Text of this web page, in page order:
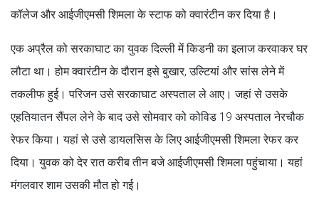
कॉलेज और आईजीएमसी शिमला के स्टाफ को क्वारंटीन कर दिया है।
एक अप्रैल को सरकाघाट का युवक दिल्ली में किडनी का इलाज करवाकर घर
लौटा था। होम क्वारंटीन के दौरान इसे बुखार, उल्टियां और सांस लेने में
तकलीफ हुई। परिजन उसे सरकाघाट अस्पताल ले आए। जहां से उसके
एहतियातन सैंपल लेने के बाद उसे सोमवार को कोविड 19 अस्पताल नेरचौक
रेफर किया। यहां से उसे डायलसिस के लिए आईजीएमसी शिमला रेफर कर
दिया। युवक को देर रात करीब तीन बजे आईजीएमसी शिमला पहुंचाया। यहां
मंगलवार शाम उसकी मौत हो गई।